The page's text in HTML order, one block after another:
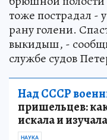
тоже пострадал -
рану голени.
выкидыш, -
службе судов
Над СССР
пришельцев:
искала и
НАУКА